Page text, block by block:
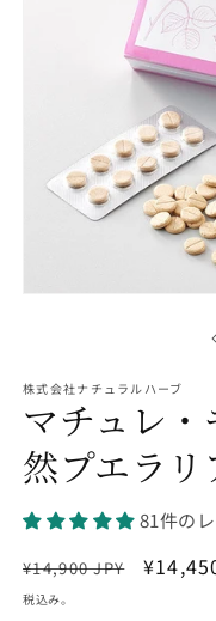
で
メ
ィ
ア
を
株式会社ナチュラルハーブ
マチュレ
然プエラリ
81件の
通
常
¥14,900 JPY
セ
税込み。